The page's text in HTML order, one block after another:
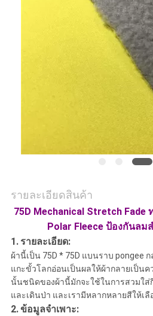
รายละเอียดสินค้า
75D Mechanical Stretch Fade
Polar Fleece ป้องกันลม
1. รายละเอียด:
ผ้านี้เป็น 75D * 75D แบนราบ
แกะขั้วโลกอ่อนเป็นผลให้ผ้ากลายเป็น
นั้นชนิดของผ้านี้มักจะใช้ในการสวมใส่
และเดินป่า และเรามีหลากหลายสีให้เลื
2.ข้อมูลจำเพาะ: